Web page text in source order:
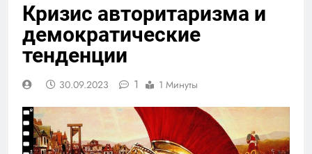
Кризис авторитаризма и
демократические
тенденции
30.09.2023 1 1 Минуты